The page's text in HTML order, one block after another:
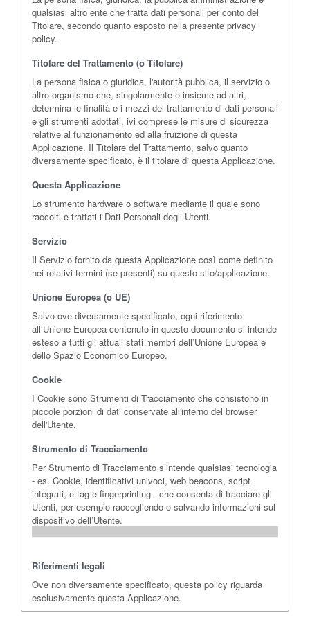
qualsiasi altro ente che tratta dati personali per conto del
Titolare, secondo quanto esposto nella presente privacy
policy.
Titolare del Trattamento (o Titolare)
La persona fisica o giuridica, l'autorità pubblica, il servizio o
altro organismo che, singolarmente o insieme ad altri,
determina le finalità e i mezzi del trattamento di dati personali
e gli strumenti adottati, ivi comprese le misure di sicurezza
relative al funzionamento ed alla fruizione di questa
Applicazione. Il Titolare del Trattamento, salvo quanto
diversamente specificato, è il titolare di questa Applicazione.
Questa Applicazione
Lo strumento hardware o software mediante il quale sono
raccolti e trattati i Dati Personali degli Utenti.
Servizio
Il Servizio fornito da questa Applicazione così come definito
nei relativi termini (se presenti) su questo sito/applicazione.
Unione Europea (o UE)
Salvo ove diversamente specificato, ogni riferimento
all’Unione Europea contenuto in questo documento si intende
esteso a tutti gli attuali stati membri dell’Unione Europea e
dello Spazio Economico Europeo.
Cookie
I Cookie sono Strumenti di Tracciamento che consistono in
piccole porzioni di dati conservate all'interno del browser
dell'Utente.
Strumento di Tracciamento
Per Strumento di Tracciamento s’intende qualsiasi tecnologia
- es. Cookie, identificativi univoci, web beacons, script
integrati, e-tag e fingerprinting - che consenta di tracciare gli
Utenti, per esempio raccogliendo o salvando informazioni sul
dispositivo dell’Utente.
Riferimenti legali
Ove non diversamente specificato, questa policy riguarda
esclusivamente questa Applicazione.